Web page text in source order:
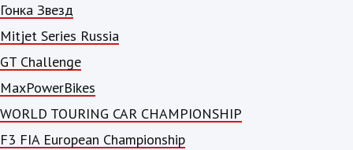
Гонка Звезд
Mitjet Series Russia
GT Challenge
MaxPowerBikes
WORLD TOURING CAR CHAMPIONSHIP
F3 FIA European Championship